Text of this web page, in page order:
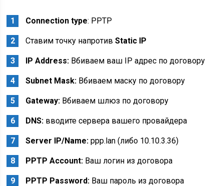
Connection type: PPTP
Ставим точку напротивStatic IP
IP Address: Вбиваем ваш IP адрес по договору
Subnet Mask: Вбиваем маску по договору
Gateway: Вбиваем шлюз по договору
DNS: вводите сервера вашего провайдера
Server IP/Name: ppp.lan (либо 10.10.3.36)
PPTP Account: Ваш логин из договора
PPTP Password: Ваш пароль из договора